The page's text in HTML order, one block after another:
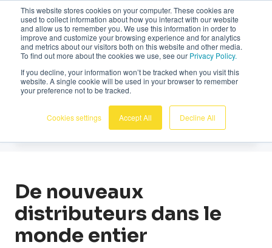
This website stores cookies on your computer. These cookies are
used to collect information about how you interact with our website
and allow us to remember you. We use this information in order to
improve and customize your browsing experience and for analytics
and metrics about our visitors both on this website and other media.
To find out more about the cookies we use, see our Privacy Policy.
If you decline, your information won’t be tracked when you visit this
website. A single cookie will be used in your browser to remember
your preference not to be tracked.
Cookies settings Accept All Decline All
Français
Actualites
De nouveaux
distributeurs dans le
monde entier